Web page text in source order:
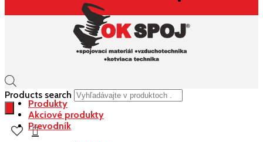
Products search
Produkty
Akciové produkty
Prevodník